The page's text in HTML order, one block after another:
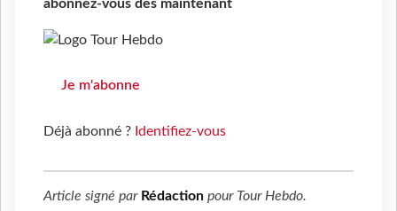
abonnez-vous dès maintenant
Je m'abonne
Déjà abonné ? Identifiez-vous
Article signé par Rédaction pour Tour Hebdo.